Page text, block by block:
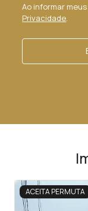
Ao informar
Privacidade.
ACEITA PERMUTA
<<<<